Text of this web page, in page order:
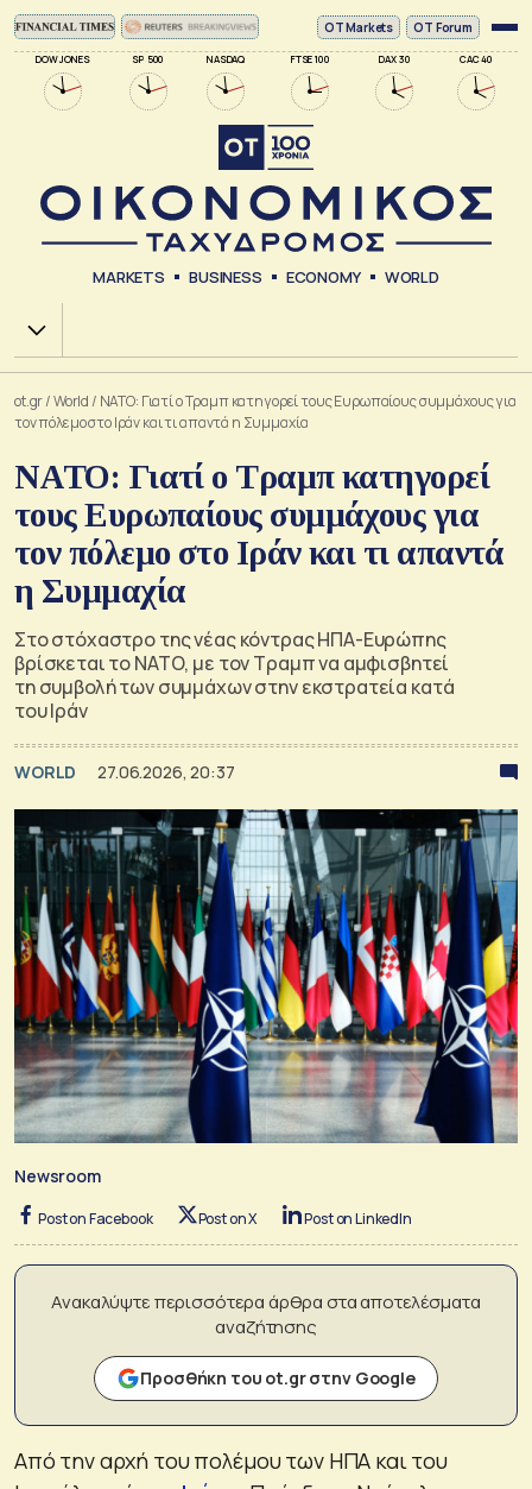
DOW JONES SP 500 NASDAQ FTSE 100 DAX 30 CAC 40
ΟΤ Markets OT Forum
MARKETS BUSINESS ECONOMY WORLD
Χ.Α.
ot.gr/World / NATO: Γιατί ο Τραμπ κατηγορεί τους Ευρωπαίους συμμάχους για
τον πόλεμο στο Ιράν και τι απαντά η Συμμαχία
NATO: Γιατί ο Τραμπ κατηγορεί
τους Ευρωπαίους συμμάχους για
τον πόλεμο στο Ιράν και τι απαντά
η Συμμαχία
Στο στόχαστρο της νέας κόντρας ΗΠΑ-Ευρώπης
βρίσκεται το ΝΑΤΟ, με τον Τραμπ να αμφισβητεί
τη συμβολή των συμμάχων στην εκστρατεία κατά
του Ιράν
WORLD 27.06.2026, 20:37
Newsroom
Post on Facebook Post on X Post on LinkedIn
Ανακαλύψτε περισσότερα άρθρα στα αποτελέσματα
αναζήτησης
Προσθήκη του ot.gr στην Google
Από την αρχή του πολέμου των ΗΠΑ και του